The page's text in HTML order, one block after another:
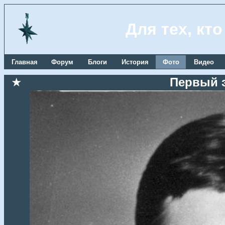
Для тех,
Главная Форум Блоги История Фото Видео
★ Первый